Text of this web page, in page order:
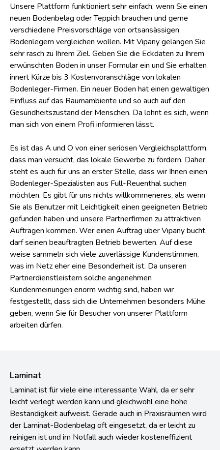
Unsere Plattform funktioniert sehr einfach, wenn Sie einen
neuen Bodenbelag oder Teppich brauchen und gerne
verschiedene Preisvorschläge von ortsansässigen
Bodenlegern vergleichen wollen. Mit Vipany gelangen Sie
sehr rasch zu Ihrem Ziel. Geben Sie die Eckdaten zu Ihrem
erwünschten Boden in unser Formular ein und Sie erhalten
innert Kürze bis 3 Kostenvoranschläge von lokalen
Bodenleger-Firmen. Ein neuer Boden hat einen gewaltigen
Einfluss auf das Raumambiente und so auch auf den
Gesundheitszustand der Menschen. Da lohnt es sich, wenn
man sich von einem Profi informieren lässt.
Es ist das A und O von einer seriösen Vergleichsplattform,
dass man versucht, das lokale Gewerbe zu fördern. Daher
steht es auch für uns an erster Stelle, dass wir Ihnen einen
Bodenleger-Spezialisten aus Full-Reuenthal suchen
möchten. Es gibt für uns nichts willkommeneres, als wenn
Sie als Benutzer mit Leichtigkeit einen geeigneten Betrieb
gefunden haben und unsere Partnerfirmen zu attraktiven
Aufträgen kommen. Wer einen Auftrag über Vipany bucht,
darf seinen beauftragten Betrieb bewerten. Auf diese
weise sammeln sich viele zuverlässige Kundenstimmen,
was im Netz eher eine Besonderheit ist. Da unseren
Partnerdienstleistern solche angenehmen
Kundenmeinungen enorm wichtig sind, haben wir
festgestellt, dass sich die Unternehmen besonders Mühe
geben, wenn Sie für Besucher von unserer Plattform
arbeiten dürfen.
Laminat
Laminat ist für viele eine interessante Wahl, da er sehr
leicht verlegt werden kann und gleichwohl eine hohe
Beständigkeit aufweist. Gerade auch in Praxisräumen wird
der Laminat-Bodenbelag oft eingesetzt, da er leicht zu
reinigen ist und im Notfall auch wieder kosteneffizient